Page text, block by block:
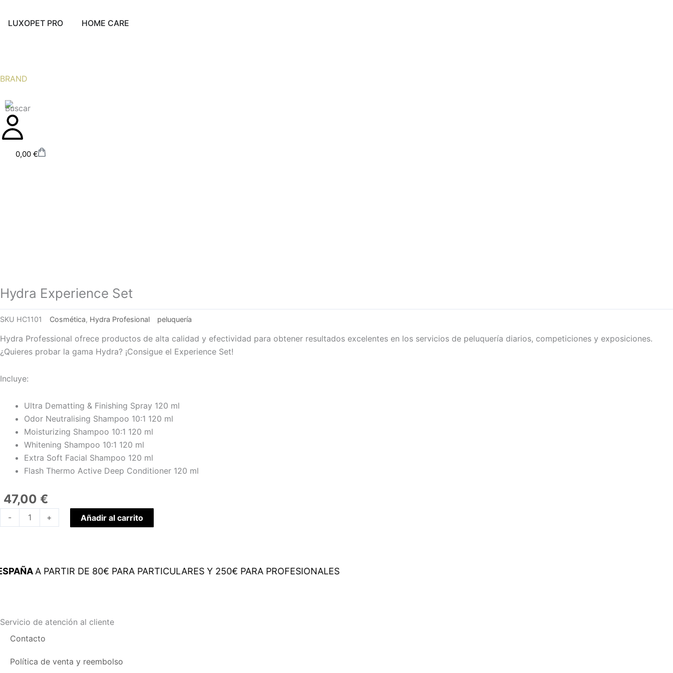
LUXOPET PRO Abrir LUXOPET PRO
HOME CARE
BRAND
0,00 €Carrito
Hydra Experience Set
SKU HC1101 Cosmética, Hydra Profesional peluquería
Hydra Professional ofrece productos de alta calidad y efectividad para obtener resultados excelentes en los servicios de peluquería diarios, competiciones y exposiciones.
¿Quieres probar la gama Hydra? ¡Consigue el Experience Set!
Incluye:
Ultra Dematting & Finishing Spray 120 ml
Odor Neutralising Shampoo 10:1 120 ml
Moisturizing Shampoo 10:1 120 ml
Whitening Shampoo 10:1 120 ml
Extra Soft Facial Shampoo 120 ml
Flash Thermo Active Deep Conditioner 120 ml
47,00 €
-
Experience
+ Añadir al carrito
A PARTIR DE 80€ PARA PARTICULARES Y 250€ PARA PROFESIONALES
Servicio de atención al cliente
Contacto
Política de venta y reembolso